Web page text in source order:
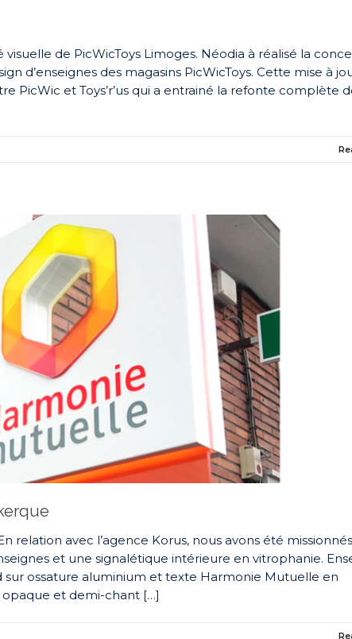
de PicWicToys Limoges. Néodia à réalisé la
d’enseignes des magasins PicWicToys. Cette mise à
PicWic et Toys’r’us qui a entrainé la refonte complète
avec l’agence Korus, nous avons été
et une signalétique intérieure en vitrophanie.
ossature aluminium et texte Harmonie Mutuelle en
et demi-chant […]